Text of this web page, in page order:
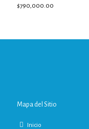
$790,000.00
Mapa del Sitio
Inicio